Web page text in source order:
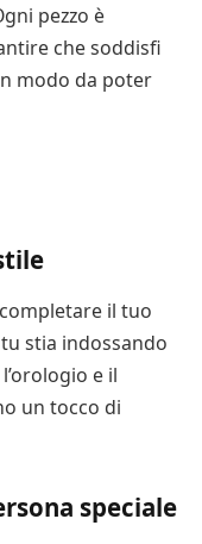
pezzo è
che soddisfi
modo da poter
il tuo
stia indossando
e il
un tocco di
speciale